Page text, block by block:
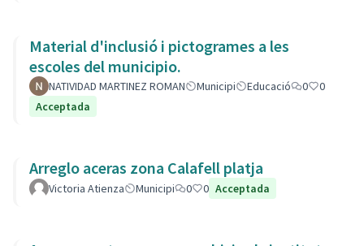
Material d'inclusió i pictogrames a les
escoles del municipio.
NATIVIDAD MARTINEZ ROMAN Municipi Educació 0
0
Acceptada
Arreglo aceras zona Calafell platja
Victoria Atienza Municipi 0 0 Acceptada